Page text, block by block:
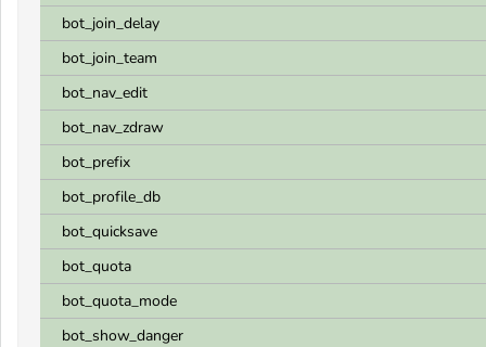
bot_join_delay
bot_join_team
bot_nav_edit
bot_nav_zdraw
bot_prefix
bot_profile_db
bot_quicksave
bot_quota
bot_quota_mode
bot_show_danger